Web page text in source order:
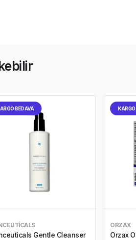
BEDAVA
Gentle Cleanser
ORZAX
Orzax